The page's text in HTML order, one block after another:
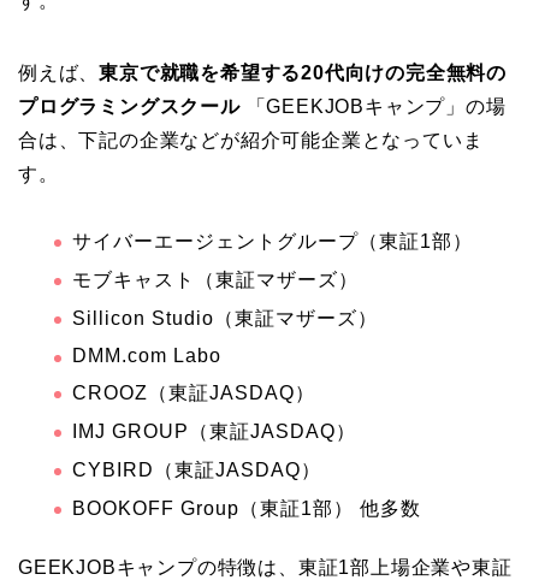
例えば、東京で就職を希望する20代向けの完全無料の
プログラミングスクール「GEEKJOBキャンプ」の場
合は、下記の企業などが紹介可能企業となっていま
す。
サイバーエージェントグループ（東証1部）
モブキャスト（東証マザーズ）
Sillicon Studio（東証マザーズ）
DMM.com Labo
CROOZ（東証JASDAQ）
IMJ GROUP（東証JASDAQ）
CYBIRD（東証JASDAQ）
BOOKOFF Group（東証1部） 他多数
GEEKJOBキャンプの特徴は、東証1部上場企業や東証